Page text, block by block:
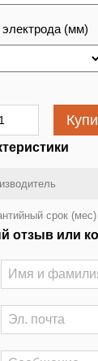
(мм)
срок (мес)
отзыв или